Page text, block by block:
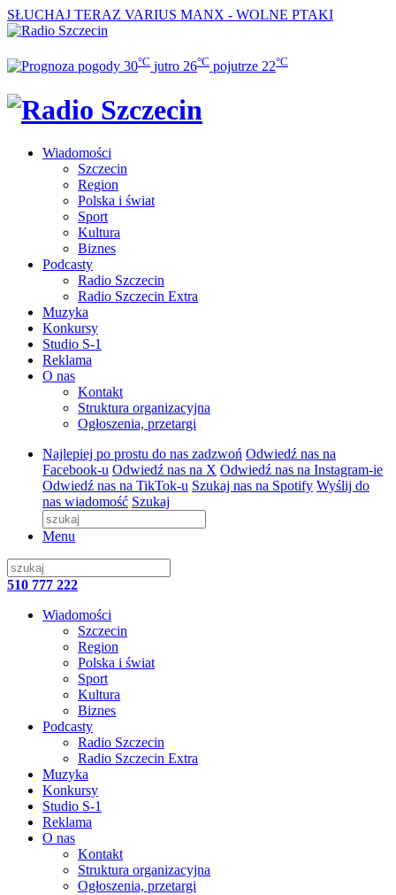
SŁUCHAJ TERAZ VARIUS MANX - WOLNE PTAKI
30°C jutro 26°C pojutrze 22°C
Wiadomości
Szczecin
Region
Polska i świat
Sport
Kultura
Biznes
Podcasty
Radio Szczecin
Radio Szczecin Extra
Muzyka
Konkursy
Studio S-1
Reklama
O nas
Kontakt
Struktura organizacyjna
Ogłoszenia, przetargi
Najlepiej po prostu do nas zadzwoń Odwiedź nas na
Facebook-u Odwiedź nas na X Odwiedź nas na Instagram-ie
Odwiedź nas na TikTok-u Szukaj nas na Spotify Wyślij do
nas wiadomość Szukaj
Menu
510 777 222
Wiadomości
Szczecin
Region
Polska i świat
Sport
Kultura
Biznes
Podcasty
Radio Szczecin
Radio Szczecin Extra
Muzyka
Konkursy
Studio S-1
Reklama
O nas
Kontakt
Struktura organizacyjna
Ogłoszenia, przetargi